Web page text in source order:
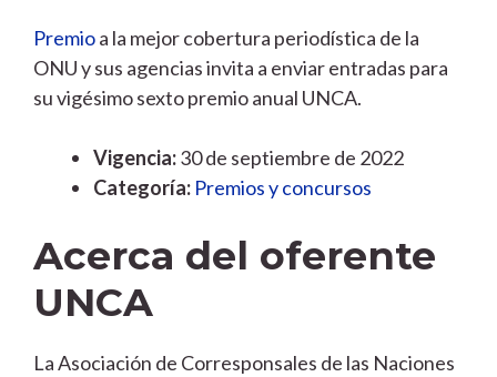
Premioa la mejor cobertura periodística de la
ONU y sus agencias invita a enviar entradas para
su vigésimo sexto premio anual UNCA.
Vigencia:30 de septiembre de 2022
Categoría: Premios y concursos
Acerca del oferente
UNCA
La Asociación de Corresponsales de las Naciones